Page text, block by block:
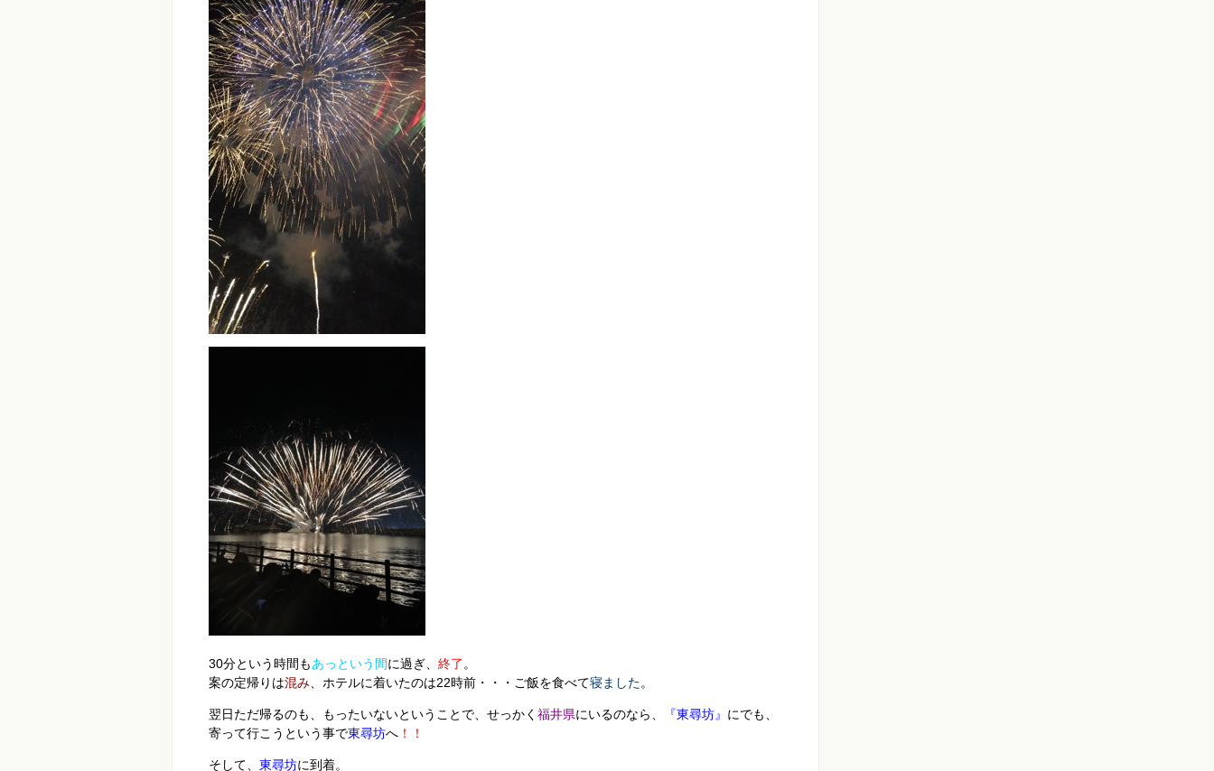
30分という時間もあっという間に過ぎ、 終了 。
案の定帰りは混み、ホテルに着いたのは22時前・・・ご飯を食べて寝ました。
翌日ただ帰るのも、もったいないということで、せっかく 福井県にいるのなら、 『東尋坊』 にでも、
寄って行こうという事で東尋坊へ！！
そして、 東尋坊に到着。